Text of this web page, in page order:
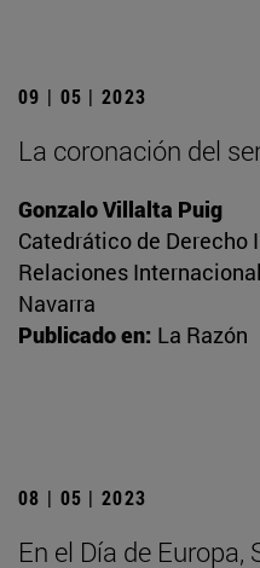
09 | 05 | 2023
La coronación del
Gonzalo Villalta Puig
Catedrático de
Relaciones
Navarra
Publicado en: La Razón
08 | 05 | 2023
En el Día de